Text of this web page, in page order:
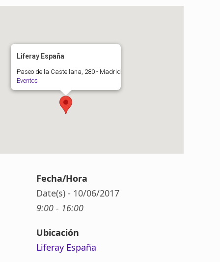
Liferay España
Paseo de la Castellana, 280 - Madrid
Eventos
Fecha/Hora
Date(s) - 10/06/2017
9:00 - 16:00
Ubicación
Liferay España